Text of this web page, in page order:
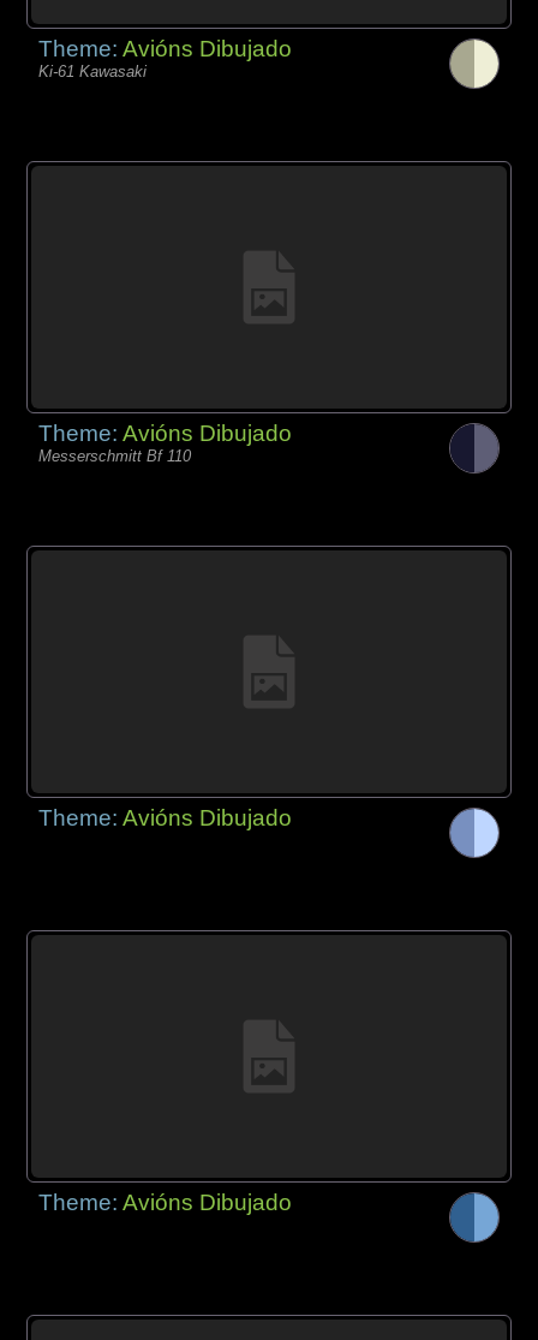
Theme:Avións Dibujado
Ki-61 Kawasaki
Theme:Avións Dibujado
Messerschmitt Bf 110
Theme:Avións Dibujado
Theme:Avións Dibujado